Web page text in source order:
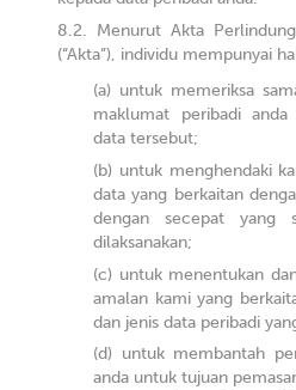
Menurut Akta
(“Akta”), individu mempunyai
untuk memeriksa
maklumat peribadi
data tersebut;
untuk menghendaki
data yang berkaitan
dengan secepat yang
dilaksanakan;
untuk menentukan
amalan kami yang
dan jenis data peribadi
untuk membantah
anda untuk tujuan